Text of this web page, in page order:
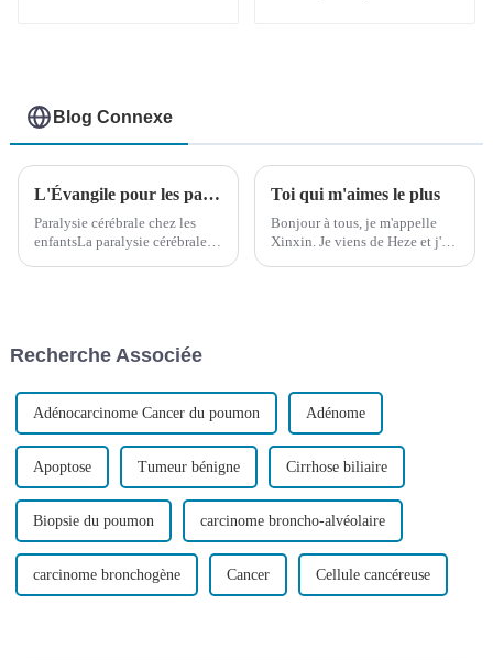
Blog Connexe
L'Évangile pour les patients atteints de paralysie cérébrale : la neurochirurgie stéréotaxique robotisée
Paralysie cérébrale chez les
enfantsLa paralysie cérébrale
caractérisé par des troubles de
posture et...
Toi qui m'aimes le plus
Bonjour à tous, je m'appelle
Xinxin. Je viens de Heze et j'ai
Recherche Associée
Adénocarcinome Cancer du poumon Adénome
Apoptose Tumeur bénigne Cirrhose biliaire
Biopsie du poumon carcinome broncho-alvéolaire
carcinome bronchogène Cancer Cellule cancéreuse